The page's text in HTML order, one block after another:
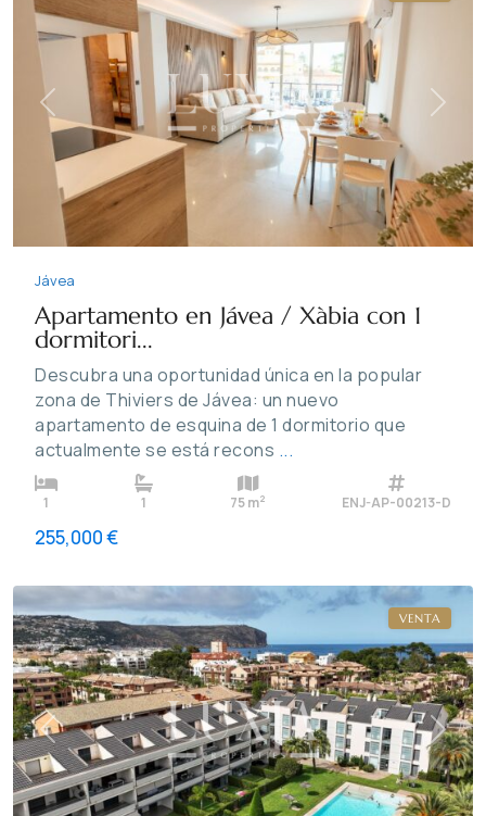
Previous Next
Jávea
Apartamento en Jávea / Xàbia con 1
dormitori...
Descubra una oportunidad única en la popular
zona de Thiviers de Jávea: un nuevo
apartamento de esquina de 1 dormitorio que
actualmente se está recons ...
1 1 75 m2 ENJ-AP-00213-D
255,000 €
Previous Next
VENTA